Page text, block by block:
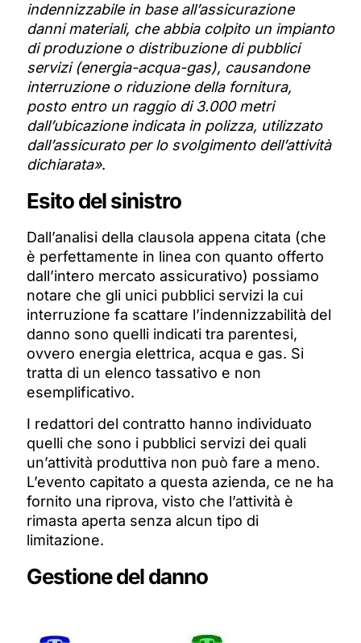
indennizzabile in base all’assicurazione
danni materiali, che abbia colpito un impianto
di produzione o distribuzione di pubblici
servizi (energia-acqua-gas), causandone
interruzione o riduzione della fornitura,
posto entro un raggio di 3.000 metri
dall’ubicazione indicata in polizza, utilizzato
dall’assicurato per lo svolgimento dell’attività
dichiarata».
Esito del sinistro
Dall’analisi della clausola appena citata (che
è perfettamente in linea con quanto offerto
dall’intero mercato assicurativo) possiamo
notare che gli unici pubblici servizi la cui
interruzione fa scattare l’indennizzabilità del
danno sono quelli indicati tra parentesi,
ovvero energia elettrica, acqua e gas. Si
tratta di un elenco tassativo e non
esemplificativo.
I redattori del contratto hanno individuato
quelli che sono i pubblici servizi dei quali
un’attività produttiva non può fare a meno.
L’evento capitato a questa azienda, ce ne ha
fornito una riprova, visto che l’attività è
rimasta aperta senza alcun tipo di
limitazione.
Gestione del danno